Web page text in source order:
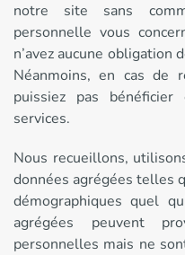
notre site sans
personnelle vous
n’avez aucune
Néanmoins, en cas
puissiez pas
services.
Nous recueillons,
données agrégées telles
démographiques quel
agrégées peuvent
personnelles mais ne